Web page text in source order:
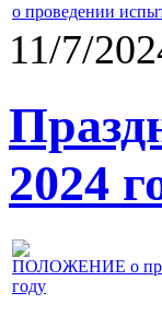
о проведении
11/7/
2024
ПОЛОЖЕНИЕ о
году